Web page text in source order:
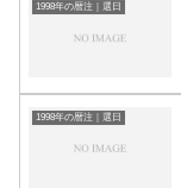
1998年の暦注｜選日
1998年の暦注｜選日